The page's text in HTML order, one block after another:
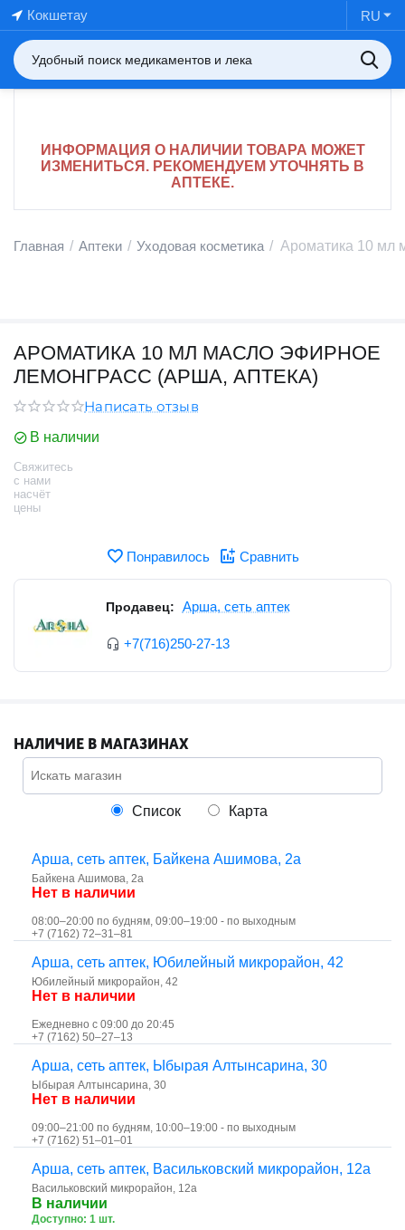
Кокшетау RU
ИНФОРМАЦИЯ О НАЛИЧИИ ТОВАРА МОЖЕТ
ИЗМЕНИТЬСЯ. РЕКОМЕНДУЕМ УТОЧНЯТЬ В
АПТЕКЕ.
Главная / Аптеки / Уходовая косметика / Ароматика 10 мл
АРОМАТИКА 10 МЛ МАСЛО ЭФИРНОЕ
ЛЕМОНГРАСС (АРША, АПТЕКА)
Написать отзыв
В наличии
Свяжитесь
с нами
насчёт
цены
Понравилось Сравнить
Продавец: Арша, сеть аптек
+7(716)250-27-13
НАЛИЧИЕ В МАГАЗИНАХ
Список Карта
Арша, сеть аптек, Байкена Ашимова, 2а
Байкена Ашимова, 2а
Нет в наличии
08:00–20:00 по будням, 09:00–19:00 - по выходным
+7 (7162) 72‒31‒81
Арша, сеть аптек, ​Юбилейный микрорайон, 42
​Юбилейный микрорайон, 42
Нет в наличии
Ежедневно с 09:00 до 20:45
+7 (7162) 50‒27‒13
Арша, сеть аптек, Ыбырая Алтынсарина, 30
Ыбырая Алтынсарина, 30
Нет в наличии
09:00–21:00 по будням, 10:00–19:00 - по выходным
+7 (7162) 51‒01‒01
Арша, сеть аптек, Васильковский микрорайон, 12а
​Васильковский микрорайон, 12а
В наличии
Доступно: 1 шт.